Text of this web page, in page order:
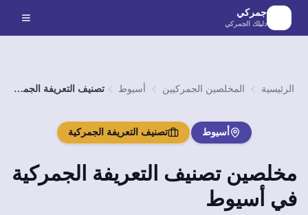
الانتقال إلى المحتوى الرئيسي
جمركي
دليلك الجمركي
الرئيسية المخلصين الجمركيين أسيوط تصنيف التعريفة الجمركية
أسيوط تصنيف التعريفة الجمركية
مخلصينتصنيف التعريفة الجمركية
في أسيوط